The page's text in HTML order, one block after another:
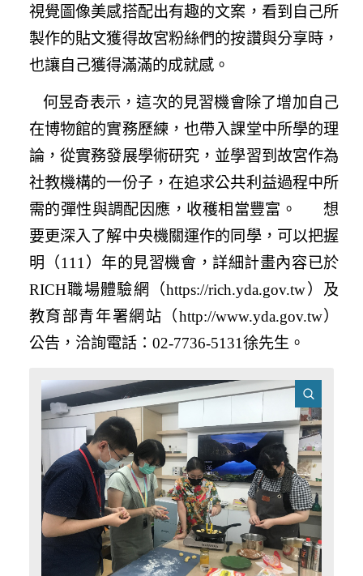
視覺圖像美感搭配出有趣的文案，看到自己所
製作的貼文獲得故宮粉絲們的按讚與分享時，
也讓自己獲得滿滿的成就感。
何昱奇表示，這次的見習機會除了增加自己
在博物館的實務歷練，也帶入課堂中所學的理
論，從實務發展學術研究，並學習到故宮作為
社教機構的一份子，在追求公共利益過程中所
需的彈性與調配因應，收穫相當豐富。
想
要更深入了解中央機關運作的同學，可以把握
明（111）年的見習機會，詳細計畫內容已於
RICH職場體驗網（https://rich.yda.gov.tw）及
教育部青年署網站（http://www.yda.gov.tw）
公告，洽詢電話：02-7736-5131徐先生。